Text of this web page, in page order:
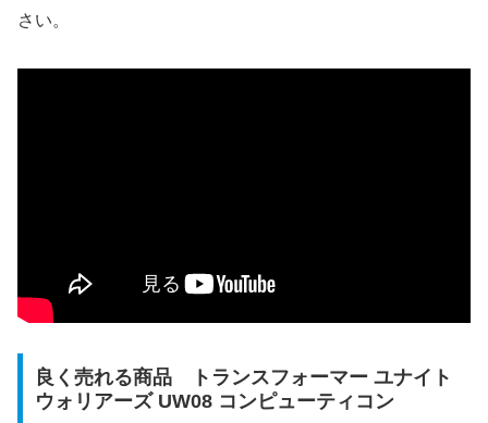
さい。
良く売れる商品 トランスフォーマー ユナイト
ウォリアーズ UW08 コンピューティコン